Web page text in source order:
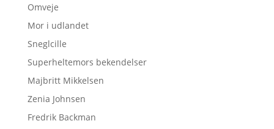
Omveje
Mor i udlandet
Sneglcille
Superheltemors bekendelser
Majbritt Mikkelsen
Zenia Johnsen
Fredrik Backman